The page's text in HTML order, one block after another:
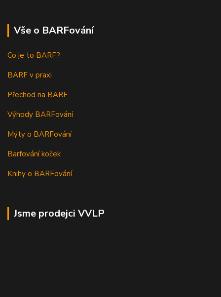
Vše o BARFování
Co je to BARF?
BARF v praxi
Přechod na BARF
Výhody BARFování
Mýty o BARFování
Barfování koček
Knihy o BARFování
Jsme prodejci VVLP